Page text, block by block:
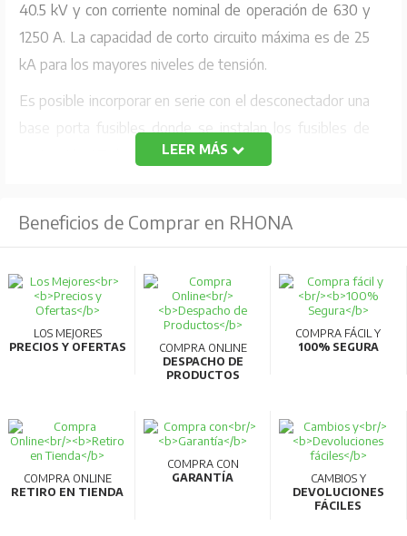
40.5 kV y con corriente nominal de operación de 630 y
1250 A. La capacidad de corto circuito máxima es de 25
kA para los mayores niveles de tensión.
Es posible incorporar en serie con el desconectador una
base porta fusibles donde se instalan los fusibles de
protección AT de los Transformadores.
norma internacional IEC 62271-1.
LEER MÁS
Beneficios de Comprar en RHONA
LOS MEJORES
PRECIOS Y OFERTAS
COMPRA ONLINE
DESPACHO DE
PRODUCTOS
COMPRA FÁCIL Y
100% SEGURA
COMPRA ONLINE
RETIRO EN TIENDA
COMPRA CON
GARANTÍA
CAMBIOS Y
DEVOLUCIONES
FÁCILES